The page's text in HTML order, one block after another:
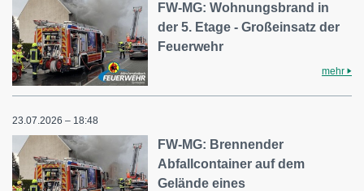
FW-MG: Wohnungsbrand in
der 5. Etage - Großeinsatz der
Feuerwehr
mehr
23.07.2026 – 18:48
FW-MG: Brennender
Abfallcontainer auf dem
Gelände eines